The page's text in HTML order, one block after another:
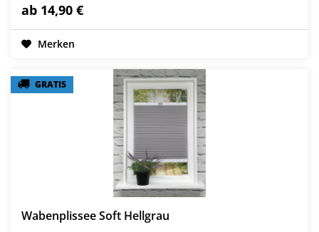
ab 14,90 €
Merken
GRATIS
GRATIS
Wabenplissee Soft Hellgrau